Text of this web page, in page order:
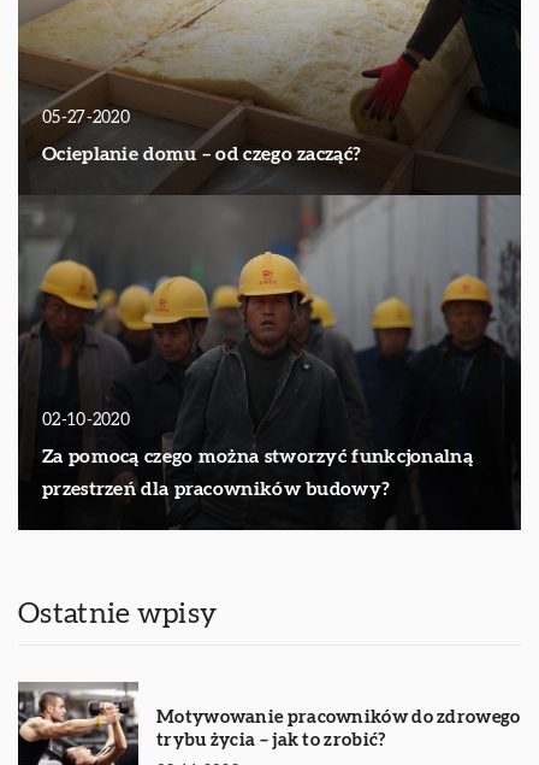
05-27-2020
Ocieplanie domu – od czego zacząć?
02-10-2020
Za pomocą czego można stworzyć funkcjonalną
przestrzeń dla pracowników budowy?
Ostatnie wpisy
Motywowanie pracowników do zdrowego
trybu życia – jak to zrobić?